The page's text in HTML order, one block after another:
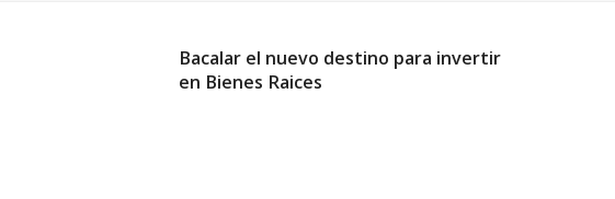
Bacalar el nuevo destino para invertir
en Bienes Raices